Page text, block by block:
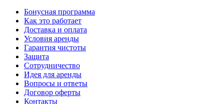
Бонусная программа
Как это работает
Доставка и оплата
Условия аренды
Гарантия чистоты
Защита
Сотрудничество
Идея для аренды
Вопросы и ответы
Договор оферты
Контакты